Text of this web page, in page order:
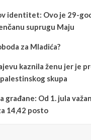
identitet: Ovo je 29-
suprugu Maju
za Mladića?
kaznila ženu jer je
skupa
građane: Od 1. jula
14,42 posto